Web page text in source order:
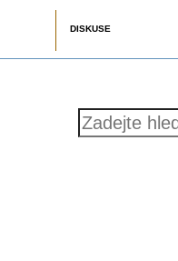
DISKUSE